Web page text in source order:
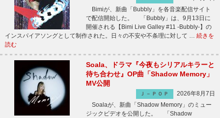
Bimiが、新曲「Bubbly」を各音楽配信サイト
で配信開始した。 「Bubbly」は、9月13日に
開催される【Bimi Live Galley #11 -Bubbly-】の
インスパイアソングとして制作された。日々の不安や不条理に対して … 続きを
読む
Soala、ドラマ『今夜もシリアルキラーと
待ち合わせ』OP曲「Shadow Memory」
MV公開
Ｊ－ＰＯＰ
2026年8月7日
Soalaが、新曲「Shadow Memory」のミュー
ジックビデオを公開した。 「Shadow